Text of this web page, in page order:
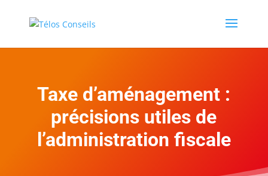
Taxe d’aménagement :
précisions utiles de
l’administration fiscale